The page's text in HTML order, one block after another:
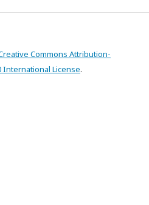
Commons Attribution-
International License.